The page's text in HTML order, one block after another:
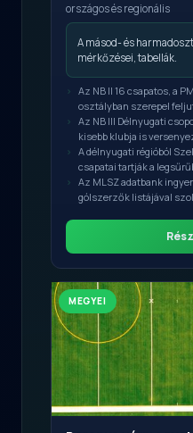
országos és regionális
A másod- és
mérkőzései, tabellák.
Az NB II 16 csapatos, a
osztályban szerepel
Az NB III Délnyugati
kisebb klubja is
A délnyugati régióból
csapatai tartják a
Az MLSZ adatbank
gólszerzők listájával
MEGYEI